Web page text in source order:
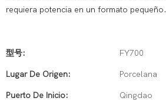
requiera potencia en un formato pequeño.
型号: FY700
Lugar De Origen: Porcelana
Puerto De Inicio: Qingdao